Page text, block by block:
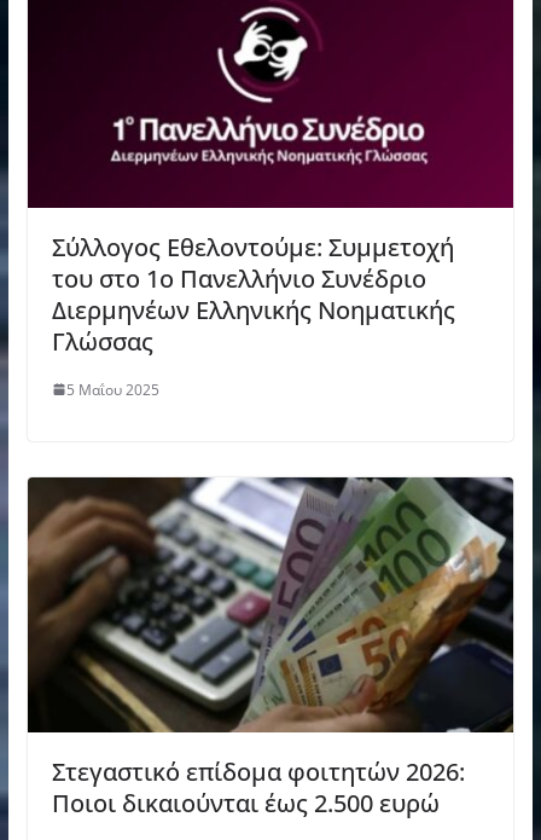
Σύλλογος Εθελοντούμε: Συμμετοχή
του στο 1ο Πανελλήνιο Συνέδριο
Διερμηνέων Ελληνικής Νοηματικής
Γλώσσας
5 Μαΐου 2025
Στεγαστικό επίδομα φοιτητών 2026:
Ποιοι δικαιούνται έως 2.500 ευρώ